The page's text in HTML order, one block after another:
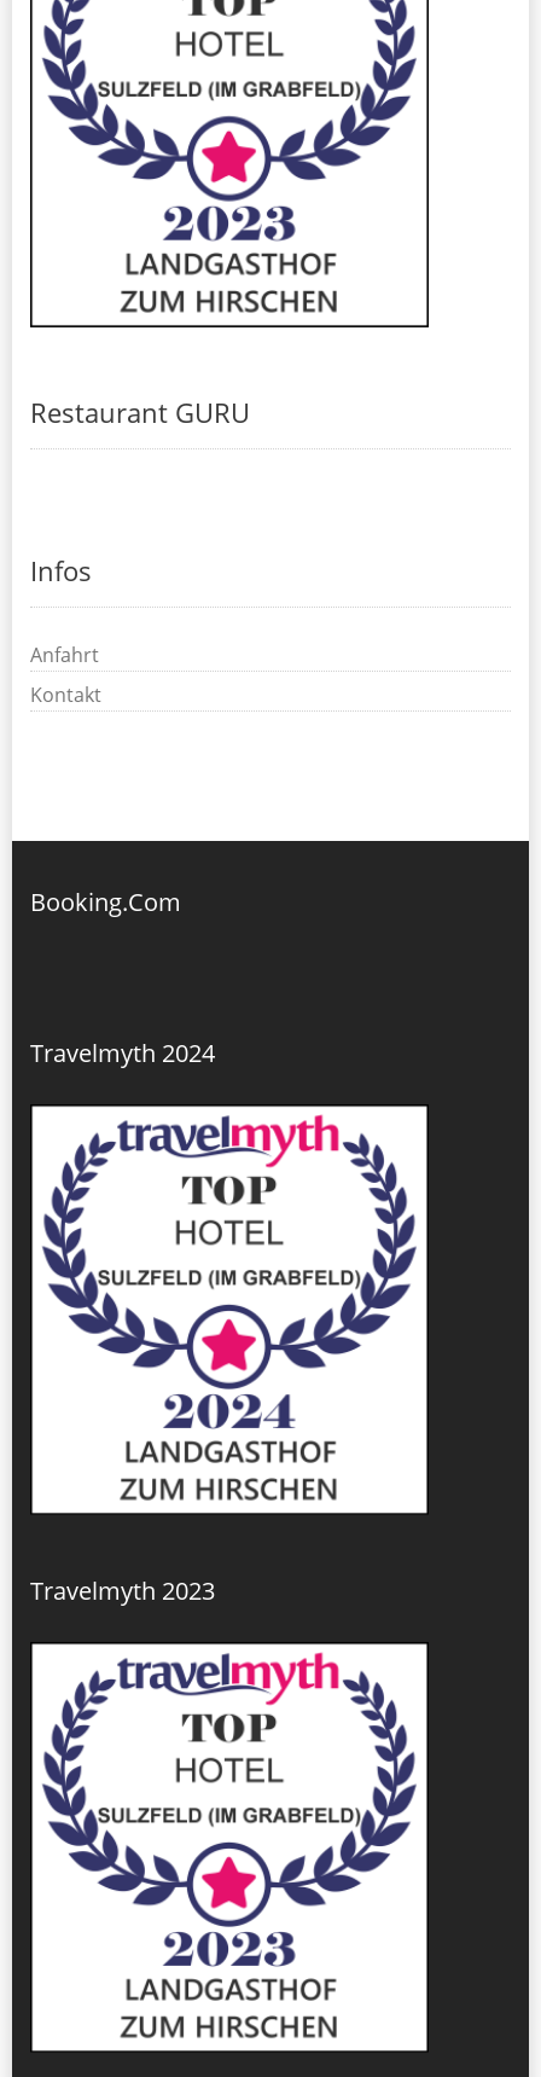
Restaurant GURU
Infos
Anfahrt
Kontakt
Booking.Com
Travelmyth 2024
Travelmyth 2023